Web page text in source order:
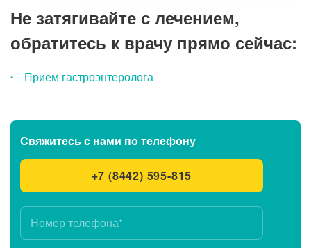
Не затягивайте с лечением,
обратитесь к врачу прямо сейчас:
Прием гастроэнтеролога
Свяжитесь с нами по телефону
+7 (8442) 595-815